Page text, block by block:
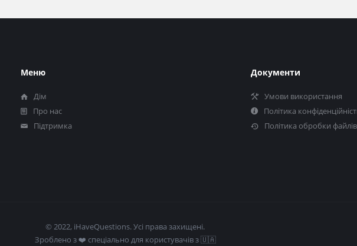
Меню
Дім
Про нас
Підтримка
Документи
Умови використання
Політика
Політика обробки
© 2022, iHaveQuestions. Усі права захищені.
Зроблено з ❤️​ спеціально для користувачів з 🇺🇦​